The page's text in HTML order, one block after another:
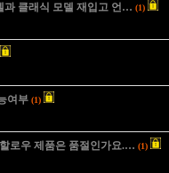
과 클래식 모델 재입고 언… (1)
여부 (1)
로우 제품은 품절인가요.… (1)